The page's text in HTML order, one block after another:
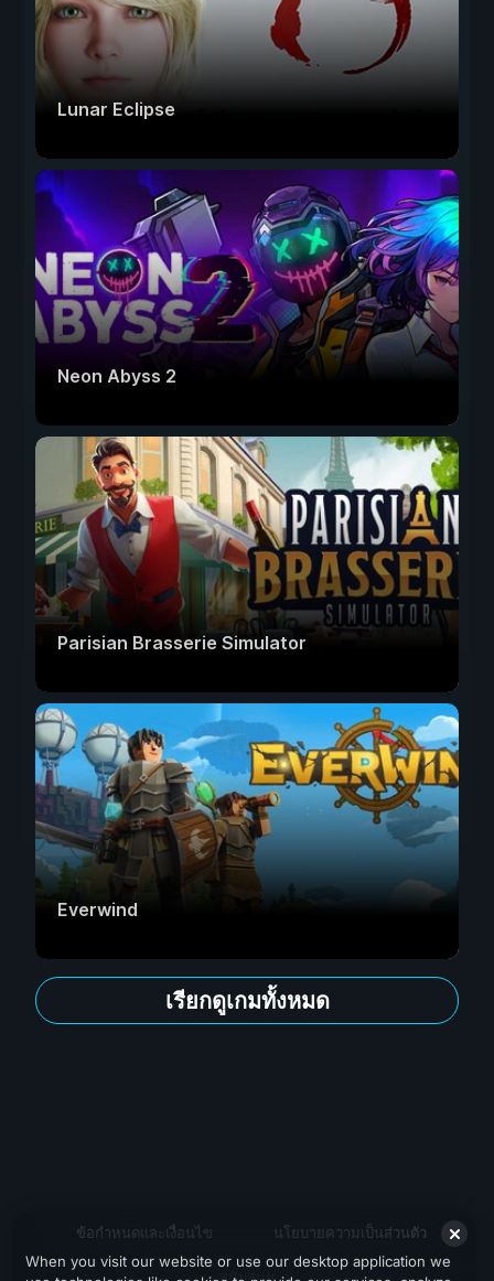
Lunar Eclipse
Neon Abyss 2
Parisian Brasserie Simulator
Everwind
เรียกดูเกมทั้งหมด
ข้อกำหนดและเงื่อนไข นโยบายความเป็นส่วนตัว
สนับสนุน
When you visit our website or use our desktop application we